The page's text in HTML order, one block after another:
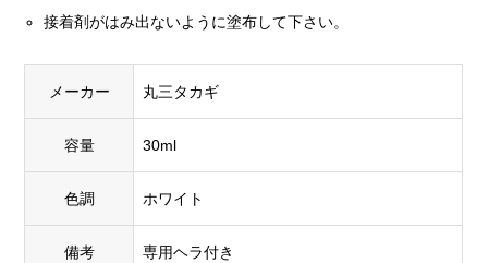
接着剤がはみ出ないように塗布して下さい。
メーカー 丸三タカギ
容量 30ml
色調 ホワイト
備考 専用ヘラ付き